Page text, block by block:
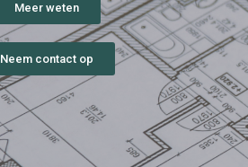
Meer weten
Neem contact op